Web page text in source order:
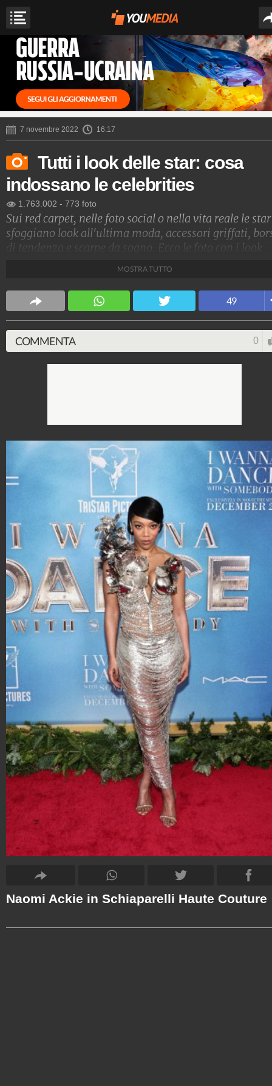
7 novembre 2022 16:17
Tutti i look delle star: cosa
indossano le celebrities
1.763.002 - 773 foto
Sui red carpet, nelle foto social o nella vita reale le star
sfoggiano look all'ultima moda, accessori griffati,
di tendenza e scarpe da sogno. Ecco le foto con i look
Stile e trend
1.515.023.933 1.957 video 138.069 foto
MOSTRA TUTTO
49
COMMENTA 0
Naomi Ackie in Schiaparelli Haute Couture